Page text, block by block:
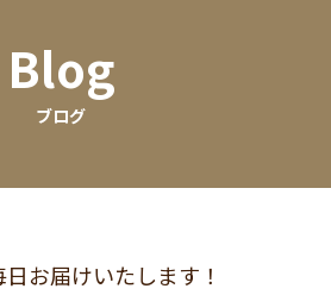
Blog
ブログ
お届けいたします！